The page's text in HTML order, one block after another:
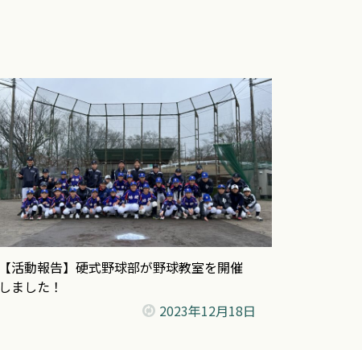
【活動報告】硬式野球部が野球教室を開催
しました！
2023年12月18日